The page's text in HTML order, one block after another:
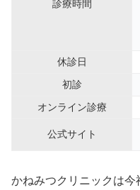
診療時間
休診日
初診
オンライン診療
公式サイト
かねみつクリニックは